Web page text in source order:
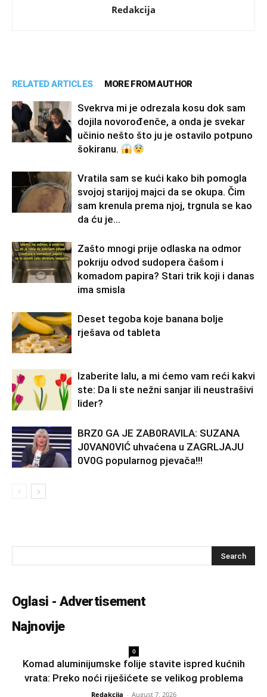
Redakcija
RELATED ARTICLES MORE FROM AUTHOR
Svekrva mi je odrezala kosu dok sam
dojila novorođenče, a onda je svekar
učinio nešto što ju je ostavilo potpuno
šokiranu.
Vratila sam se kući kako bih pomogla
svojoj starijoj majci da se okupa. Čim
sam krenula prema njoj, trgnula se kao
da ću je...
Zašto mnogi prije odlaska na odmor
pokriju odvod sudopera čašom i
komadom papira? Stari trik koji i danas
ima smisla
Deset tegoba koje banana bolje
rješava od tableta
Izaberite lalu, a mi ćemo vam reći kakvi
ste: Da li ste nežni sanjar ili neustrašivi
lider?
BRZ0 GA JE ZAB0RAVlLA: SUZANA
J0VAN0VIĆ uhvaćena u ZAGRLJAJU
0V0G popularnog pjevača!!!
Oglasi - Advertisement
Najnovije
0
Komad aluminijumske folije stavite ispred kućnih
vrata: Preko noći riješićete se velikog problema
Redakcija - August 7, 2026